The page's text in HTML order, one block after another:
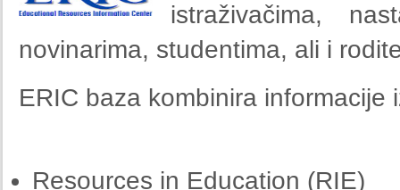
istraživačima,
novinarima, studentima, ali i
ERIC baza kombinira informacije
Resources in Education (RIE)